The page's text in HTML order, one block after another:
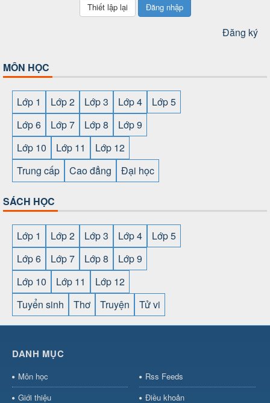
Đăng nhập
Đăng ký
MÔN HỌC
Lớp 1 Lớp 2 Lớp 3 Lớp 4
Lớp 5
Lớp 6
Lớp 7 Lớp 8
Lớp 9
Lớp 10
Lớp 11
Lớp 12
Trung cấp
Cao đẳng Đại học
SÁCH HỌC
Lớp 1 Lớp 2 Lớp 3 Lớp 4
Lớp 5
Lớp 6
Lớp 7 Lớp 8
Lớp 9
Lớp 10
Lớp 11
Lớp 12
Tuyển sinh
Thơ Truyện Tử vi
cái OPEN88⇔
⇔https://gameb52a.club/ https://taixiuonl.com/
bài⇔bóng đá trực tiếp⇔fly88
select⇔https://xocdiaonline.ae ⇔https://cm88.dad/
DANH MỤC
Môn học
Rss Feeds
Giới thiệu
Điều khoản